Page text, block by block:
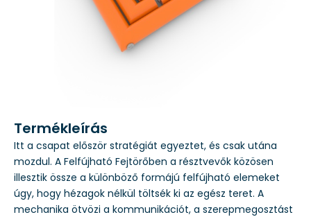
Termékleírás
Itt a csapat először stratégiát egyeztet, és csak utána
mozdul. A Felfújható Fejtörőben a résztvevők közösen
illesztik össze a különböző formájú felfújható elemeket
úgy, hogy hézagok nélkül töltsék ki az egész teret. A
mechanika ötvözi a kommunikációt, a szerepmegosztást